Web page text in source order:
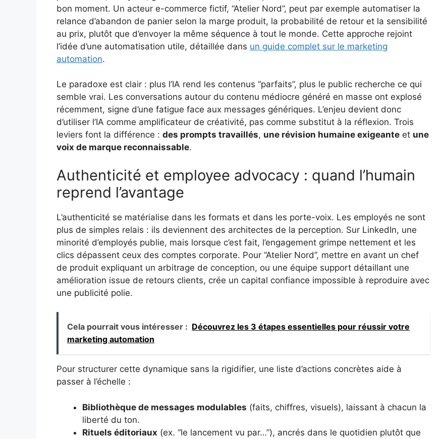
bon moment. Un acteur e-commerce fictif, “Atelier Nord”, peut par exemple automatiser la
relance d’abandon de panier selon la marge produit, la probabilité de retour et la sensibilité
au prix, plutôt que d’envoyer la même séquence à tout le monde. Cette approche rejoint
l’idée d’une automatisation utile, détaillée dans un guide complet sur le marketing
automation.
Le paradoxe est clair : plus l’IA rend les contenus “parfaits”, plus le public recherche ce qui
semble vrai. Les conversations autour du contenu médiocre généré en masse ont explosé
récemment, signe d’une fatigue face aux messages génériques. L’enjeu devient donc
d’utiliser l’IA comme amplificateur de créativité, pas comme substitut à la réflexion. Trois
leviers font la différence : des prompts travaillés, une révision humaine exigeante et une
voix de marque reconnaissable.
Authenticité et employee advocacy : quand l’humain
reprend l’avantage
L’authenticité se matérialise dans les formats et dans les porte-voix. Les employés ne sont
plus de simples relais : ils deviennent des architectes de la perception. Sur LinkedIn, une
minorité d’employés publie, mais lorsque c’est fait, l’engagement grimpe nettement et les
clics dépassent ceux des comptes corporate. Pour “Atelier Nord”, mettre en avant un chef
de produit expliquant un arbitrage de conception, ou une équipe support détaillant une
amélioration issue de retours clients, crée un capital confiance impossible à reproduire avec
une publicité polie.
Cela pourrait vous intéresser : Découvrez les 3 étapes essentielles pour réussir votre
marketing automation
Pour structurer cette dynamique sans la rigidifier, une liste d’actions concrètes aide à
passer à l’échelle :
Bibliothèque de messages modulables (faits, chiffres, visuels), laissant à chacun la
liberté du ton.
Rituels éditoriaux (ex. “le lancement vu par…”), ancrés dans le quotidien plutôt que